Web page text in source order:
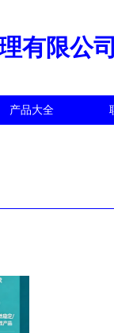
有限公司
产品大全